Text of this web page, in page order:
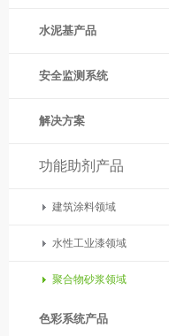
水泥基产品
安全监测系统
解决方案
功能助剂产品
建筑涂料领域
水性工业漆领域
聚合物砂浆领域
色彩系统产品